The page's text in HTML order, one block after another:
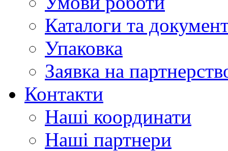
Каталоги та
Упаковка
Заявка на
Контакти
Наші координати
Наші партнери